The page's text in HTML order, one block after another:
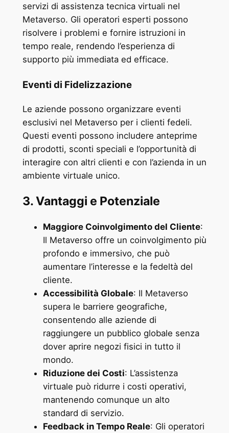
servizi di assistenza tecnica virtuali nel
Metaverso. Gli operatori esperti possono
risolvere i problemi e fornire istruzioni in
tempo reale, rendendo l’esperienza di
supporto più immediata ed efficace.
Eventi di Fidelizzazione
Le aziende possono organizzare eventi
esclusivi nel Metaverso per i clienti fedeli.
Questi eventi possono includere anteprime
di prodotti, sconti speciali e l’opportunità di
interagire con altri clienti e con l’azienda in un
ambiente virtuale unico.
3. Vantaggi e Potenziale
Maggiore Coinvolgimento del Cliente:
Il Metaverso offre un coinvolgimento più
profondo e immersivo, che può
aumentare l’interesse e la fedeltà del
cliente.
Accessibilità Globale: Il Metaverso
supera le barriere geografiche,
consentendo alle aziende di
raggiungere un pubblico globale senza
dover aprire negozi fisici in tutto il
mondo.
Riduzione dei Costi: L’assistenza
virtuale può ridurre i costi operativi,
mantenendo comunque un alto
standard di servizio.
Feedback in Tempo Reale: Gli operatori